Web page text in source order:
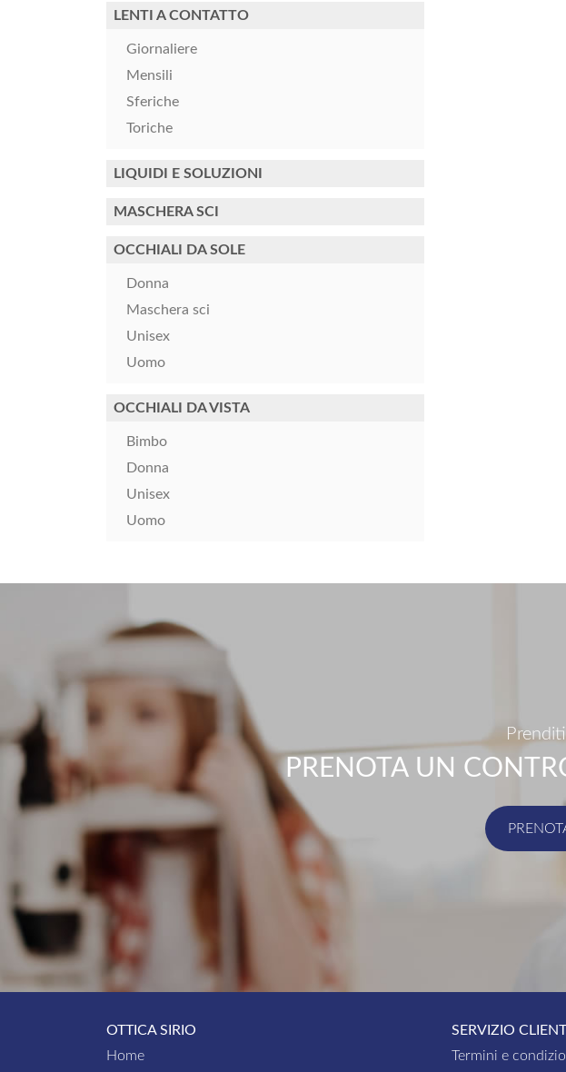
LENTI A CONTATTO
Giornaliere
Mensili
Sferiche
Toriche
LIQUIDI E SOLUZIONI
MASCHERA SCI
OCCHIALI DA SOLE
Donna
Maschera sci
Unisex
Uomo
OCCHIALI DA VISTA
Bimbo
Donna
Unisex
Uomo
PRENOTA UN
OTTICA SIRIO
Home
SERVIZIO
Termini e